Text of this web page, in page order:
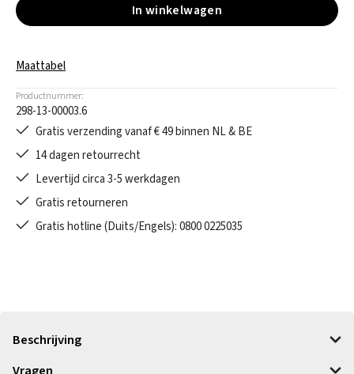
In winkelwagen
Maattabel
Productnummer:
298-13-00003.6
Gratis verzending vanaf € 49 binnen NL & BE
14 dagen retourrecht
Levertijd circa 3-5 werkdagen
Gratis retourneren
Gratis hotline (Duits/Engels): 0800 0225035
Beschrijving